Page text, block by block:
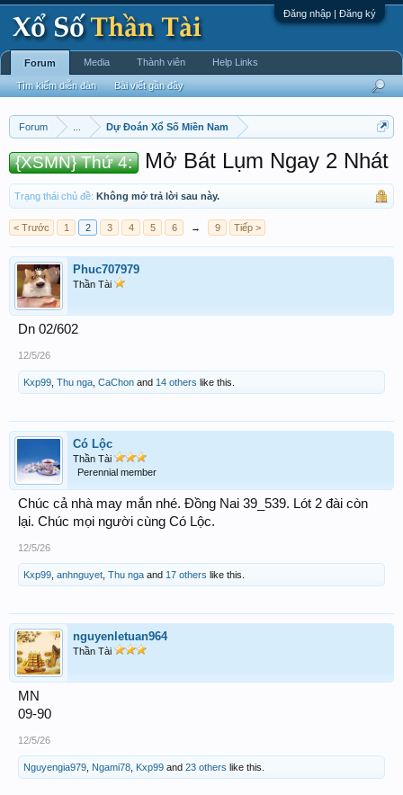
Đăng nhập | Đăng ký
Forum Dự Đoán Xổ Số Miền Nam
{XSMN} Thứ 4: Mở Bát Lụm Ngay 2 Nhát
Trạng thái chủ đề: Không mở trả lời sau này.
< Trước 1 2 3 4 5 6 → 9 Tiếp >
Phuc707979
Thần Tài
Dn 02/602
12/5/26
Kxp99 Thu nga CaChon and 14 others like this.
Có Lộc
Thần Tài
Perennial member
Chúc cả nhà may mắn nhé. Đồng Nai 39_539. Lót 2 đài còn
lại. Chúc mọi người cùng Có Lộc.
12/5/26
Kxp99 anhnguyet Thu nga and 17 others like this.
nguyenletuan964
Thần Tài
MN
09-90
12/5/26
Nguyengia979 Ngami78 Kxp99 and 23 others like this.
Forum
Tìm kiếm diễn đàn Bài viết gần đây
Media Thành viên Help Links